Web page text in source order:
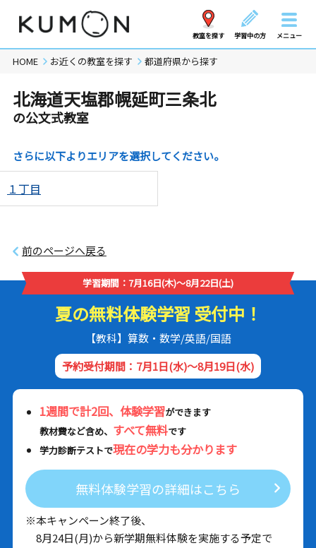
教室を探す 学習中の方 メニュー
HOME お近くの教室を探す 都道府県から探す
北海道天塩郡幌延町三条北
の公文式教室
さらに以下よりエリアを選択してください。
１丁目
前のページへ戻る
学習期間：7月16日(木)～8月22日(土)
夏の無料体験学習 受付中！
【教科】算数・数学/英語/国語
予約受付期間：7月1日(水)～8月19日(水)
1週間で計2回、体験学習ができます
教材費など含め、 すべて無料です
学力診断テストで現在の学力も分かります
無料体験学習の詳細はこちら
※本キャンペーン終了後、
8月24日(月)から新学期無料体験を実施する予定で